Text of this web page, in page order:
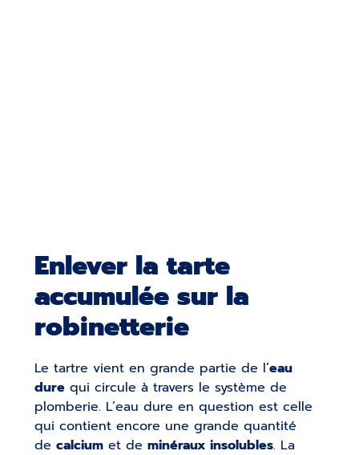
Enlever la tarte
accumulée sur la
robinetterie
Le tartre vient en grande partie de l’eau
dure qui circule à travers le système de
plomberie. L’eau dure en question est celle
qui contient encore une grande quantité
decalcium et deminéraux insolubles. La